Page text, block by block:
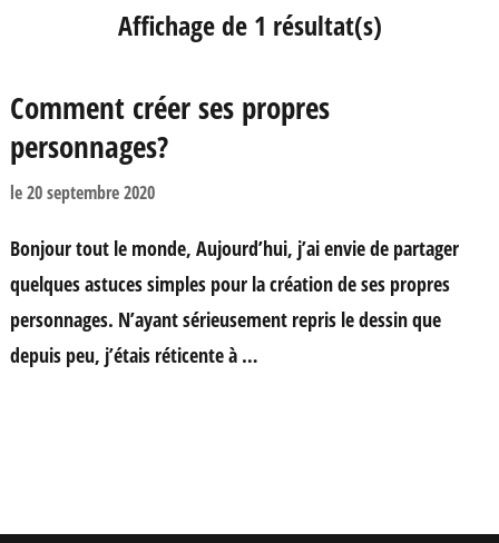
Affichage de 1 résultat(s)
Comment créer ses propres
personnages?
le20 septembre 2020
Bonjour tout le monde, Aujourd’hui, j’ai envie de partager
quelques astuces simples pour la création de ses propres
personnages. N’ayant sérieusement repris le dessin que
depuis peu, j’étais réticente à …